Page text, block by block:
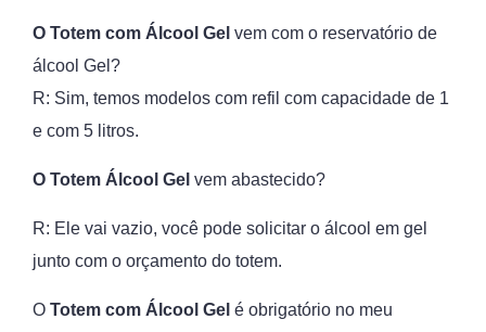
O Totem com Álcool Gel vem com o reservatório de
álcool Gel?
R: Sim, temos modelos com refil com capacidade de 1
e com 5 litros.
O Totem Álcool Gel vem abastecido?
R: Ele vai vazio, você pode solicitar o álcool em gel
junto com o orçamento do totem.
O Totem com Álcool Gel é obrigatório no meu